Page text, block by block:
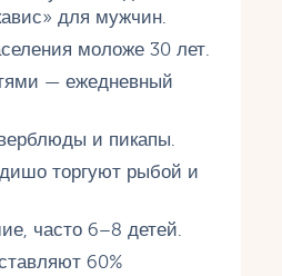
для мужчин.
моложе 30 лет.
— ежедневный
и пикапы.
торгуют рыбой и
часто 6–8 детей.
60%